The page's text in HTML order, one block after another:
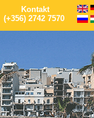
Kontakt
(+356) 2742 7570